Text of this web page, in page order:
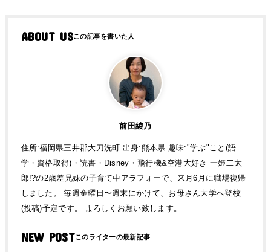
ABOUT US
前田綾乃
住所:福岡県三井郡大刀洗町 出身:熊本県 趣味:"学ぶ"こと(語
学・資格取得)・読書・Disney・飛行機&空港大好き 一姫二太
郎!?の2歳差兄妹の子育て中アラフォーで、来月6月に職場復帰
しました。 毎週金曜日〜週末にかけて、お母さん大学へ登校
(投稿)予定です。 よろしくお願い致します。
NEW POST